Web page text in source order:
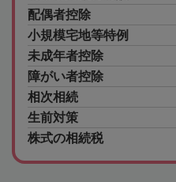
配偶者控除
小規模宅地等特例
未成年者控除
障がい者控除
相次相続
生前対策
株式の相続税